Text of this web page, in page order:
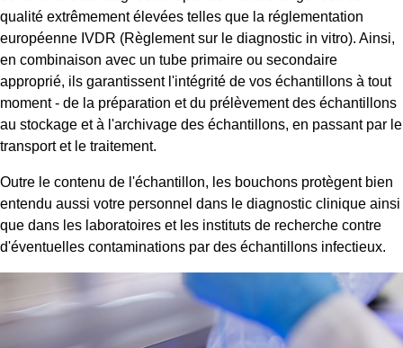
qualité extrêmement élevées telles que la réglementation
européenne IVDR (Règlement sur le diagnostic in vitro). Ainsi,
en combinaison avec un tube primaire ou secondaire
approprié, ils garantissent l'intégrité de vos échantillons à tout
moment - de la préparation et du prélèvement des échantillons
au stockage et à l'archivage des échantillons, en passant par le
transport et le traitement.
Outre le contenu de l'échantillon, les bouchons protègent bien
entendu aussi votre personnel dans le diagnostic clinique ainsi
que dans les laboratoires et les instituts de recherche contre
d'éventuelles contaminations par des échantillons infectieux.